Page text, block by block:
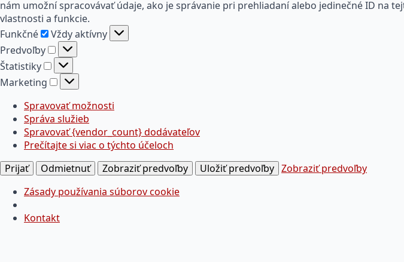
nám umožní spracovávať údaje, ako je správanie pri prehliadaní alebo jedinečné ID na
vlastnosti a funkcie.
Funkčné
Funkčné
Vždy aktívny
Predvoľby
Predvoľby
Štatistiky
Štatistiky
Marketing
Marketing
Spravovať možnosti
Správa služieb
Spravovať {vendor_count} dodávateľov
Prečítajte si viac o týchto účeloch
Prijať
Odmietnuť Zobraziť predvoľby Uložiť predvoľby Zobraziť predvoľby
Zásady používania súborov cookie
Kontakt